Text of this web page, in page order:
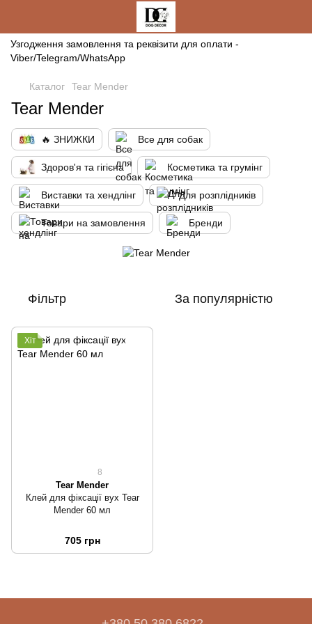
Узгодження замовлення та реквізити для оплати -
Viber/Telegram/WhatsApp
Каталог Tear Mender
Tear Mender
🔥 ЗНИЖКИ Все для собак
Здоров'я та гігієна Косметика та грумінг
Виставки та хендлінг Для розплідників
Товари на замовлення Бренди
Фільтр За популярністю
Хіт
8
Tear Mender
Клей для фіксації вух Tear
Mender 60 мл
705 грн